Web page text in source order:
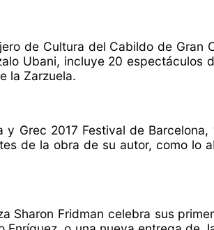
de Cultura del Cabildo de Gran
Ubani, incluye 20 espectáculos
la Zarzuela.
Grec 2017 Festival de Barcelona,
de la obra de su autor, como lo
Fridman celebra sus